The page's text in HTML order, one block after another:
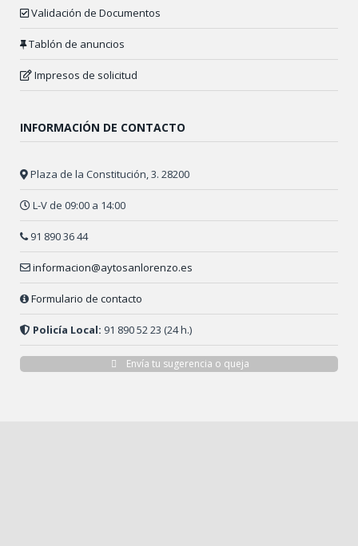
Validación de Documentos
Tablón de anuncios
Impresos de solicitud
INFORMACIÓN DE CONTACTO
Plaza de la Constitución, 3. 28200
L-V de 09:00 a 14:00
91 890 36 44
informacion@aytosanlorenzo.es
Formulario de contacto
Policía Local: 91 890 52 23 (24 h.)
Envía tu sugerencia o queja